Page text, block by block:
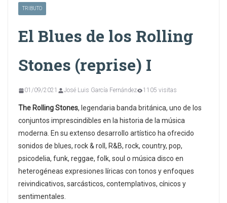
TRIBUTO
El Blues de los Rolling
Stones (reprise) I
01/09/2021 José Luis García Fernández 1105 visitas
The Rolling Stones, legendaria banda británica, uno de los
conjuntos imprescindibles en la historia de la música
moderna. En su extenso desarrollo artístico ha ofrecido
sonidos de blues, rock & roll, R&B, rock, country, pop,
psicodelia, funk, reggae, folk, soul o música disco en
heterogéneas expresiones líricas con tonos y enfoques
reivindicativos, sarcásticos, contemplativos, cínicos y
sentimentales.